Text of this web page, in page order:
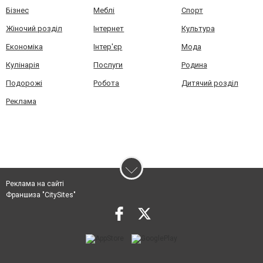
Бізнес Меблі Спорт
Жіночий розділ Інтернет Культура
Економіка Інтер'єр Мода
Кулінарія Послуги Родина
Подорожі Робота Дитячий розділ
Реклама
Реклама на сайті
Франшиза "CitySites"